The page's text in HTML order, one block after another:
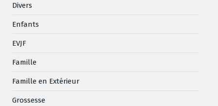
Divers
Enfants
EVJF
Famille
Famille en Extérieur
Grossesse